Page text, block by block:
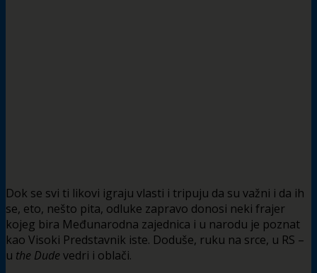
Dok se svi ti likovi igraju vlasti i tripuju da su važni i da ih
se, eto, nešto pita, odluke zapravo donosi neki frajer
kojeg bira Međunarodna zajednica i u narodu je poznat
kao Visoki Predstavnik iste. Doduše, ruku na srce, u RS –
u the Dude vedri i oblači.